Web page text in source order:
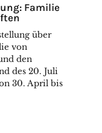
Familie
über
von
den
des 20. Juli
30. April bis